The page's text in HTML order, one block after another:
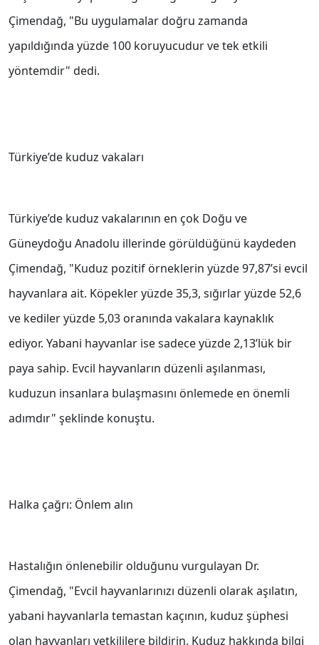
Çimendağ, "Bu uygulamalar doğru zamanda
yapıldığında yüzde 100 koruyucudur ve tek etkili
yöntemdir" dedi.
Türkiye’de kuduz vakaları
Türkiye’de kuduz vakalarının en çok Doğu ve
Güneydoğu Anadolu illerinde görüldüğünü kaydeden
Çimendağ, "Kuduz pozitif örneklerin yüzde 97,87’si evcil
hayvanlara ait. Köpekler yüzde 35,3, sığırlar yüzde 52,6
ve kediler yüzde 5,03 oranında vakalara kaynaklık
ediyor. Yabani hayvanlar ise sadece yüzde 2,13’lük bir
paya sahip. Evcil hayvanların düzenli aşılanması,
kuduzun insanlara bulaşmasını önlemede en önemli
adımdır" şeklinde konuştu.
Halka çağrı: Önlem alın
Hastalığın önlenebilir olduğunu vurgulayan Dr.
Çimendağ, "Evcil hayvanlarınızı düzenli olarak aşılatın,
yabani hayvanlarla temastan kaçının, kuduz şüphesi
olan hayvanları yetkililere bildirin. Kuduz hakkında bilgi